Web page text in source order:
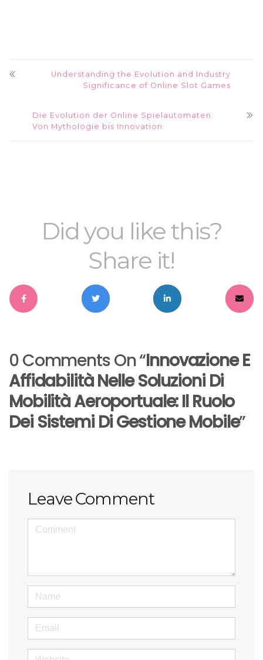
Understanding the Evolution and Industry
Significance of Online Slot Games
Die Evolution der Online Spielautomaten:
Von Mythologie bis Innovation
Did you like this?
Share it!
0 Comments On “Innovazione E
Affidabilità Nelle Soluzioni Di
Mobilità Aeroportuale: Il Ruolo
Dei Sistemi Di Gestione Mobile”
Leave Comment
<b>Comment</b> ( * )
Name
Email
Website